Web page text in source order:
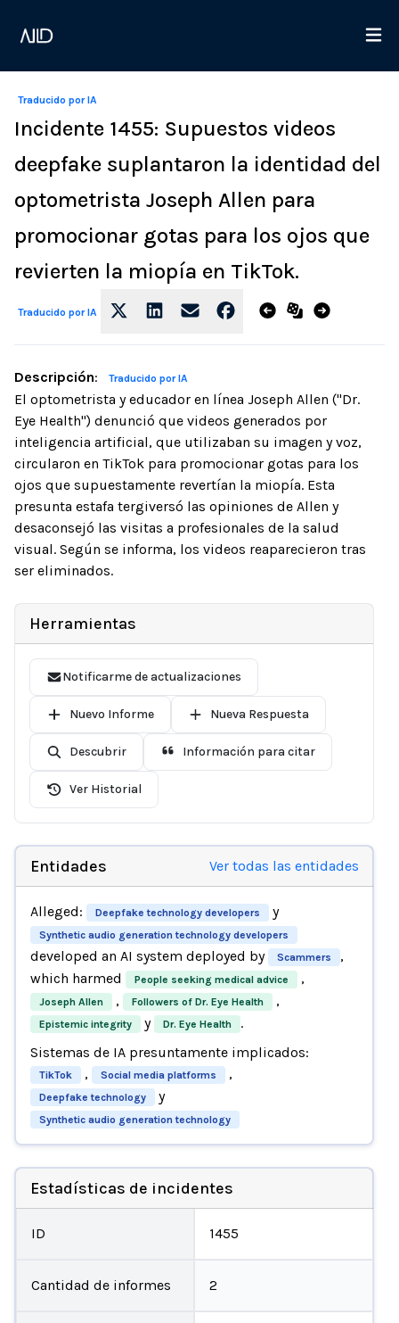
Traducido por IA
Incidente 1455: Supuestos videos
deepfake suplantaron la identidad del
optometrista Joseph Allen para
promocionar gotas para los ojos que
revierten la miopía en TikTok.
Traducido por IA
Descripción: Traducido por IA
El optometrista y educador en línea Joseph Allen ("Dr.
Eye Health") denunció que videos generados por
inteligencia artificial, que utilizaban su imagen y voz,
circularon en TikTok para promocionar gotas para los
ojos que supuestamente revertían la miopía. Esta
presunta estafa tergiversó las opiniones de Allen y
desaconsejó las visitas a profesionales de la salud
visual. Según se informa, los videos reaparecieron tras
ser eliminados.
Herramientas
Notificarme de actualizaciones
Nuevo Informe Nueva Respuesta
Descubrir Información para citar
Ver Historial
Entidades Ver todas las entidades
Alleged: Deepfake technology developers y
Synthetic audio generation technology developers
developed an AI system deployed by Scammers
,
which harmed
People seeking medical advice ,
Joseph Allen , Followers of Dr. Eye Health ,
Epistemic integrity y Dr. Eye Health
.
Sistemas de IA presuntamente implicados:
TikTok , Social media platforms ,
Deepfake technology y
Synthetic audio generation technology
Estadísticas de incidentes
ID 1455
Cantidad de informes 2